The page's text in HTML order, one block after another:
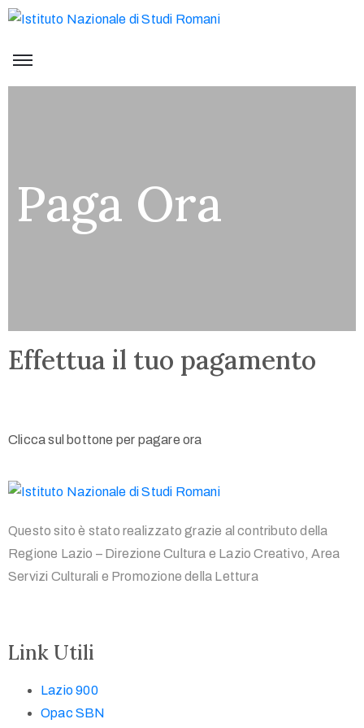
Paga Ora
Effettua il tuo pagamento
Clicca sul bottone per pagare ora
Questo sito è stato realizzato grazie al contributo della
Regione Lazio – Direzione Cultura e Lazio Creativo, Area
Servizi Culturali e Promozione della Lettura
Link Utili
Lazio 900
Opac SBN